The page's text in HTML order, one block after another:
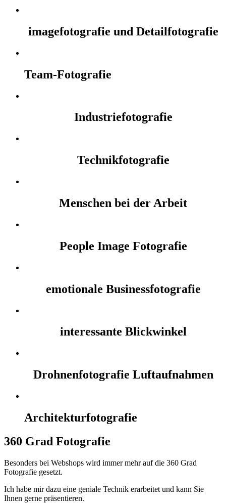
imagefotografie und Detailfotografie
Team-Fotografie
Industriefotografie
Technikfotografie
Menschen bei der Arbeit
People Image Fotografie
emotionale Businessfotografie
interessante Blickwinkel
Drohnenfotografie Luftaufnahmen
Architekturfotografie
360 Grad Fotografie
Besonders bei Webshops wird immer mehr auf die 360 Grad
Fotografie gesetzt.
Ich habe mir dazu eine geniale Technik erarbeitet und kann Sie
Ihnen gerne präsentieren.